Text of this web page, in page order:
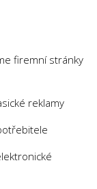
firemní stránky
reklamy